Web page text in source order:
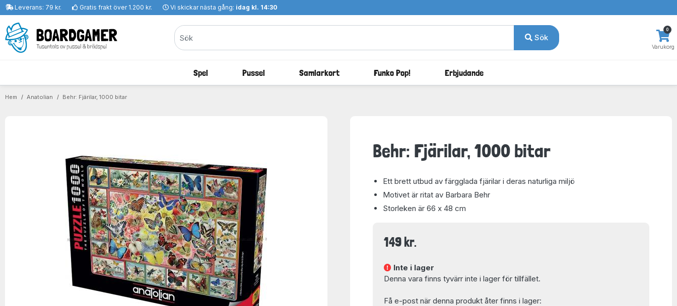
Leverans: 79 kr. Gratis frakt över 1.200 kr. Vi skickar nästa gång: idag kl. 14:30
Sök
Varukorg
0
Spel Pussel Samlarkort Funko Pop! Erbjudande
Hem Anatolian Behr: Fjärilar, 1000 bitar
Behr: Fjärilar, 1000 bitar
Ett brett utbud av färgglada fjärilar i deras naturliga miljö
Motivet är ritat av Barbara Behr
Storleken är 66 x 48 cm
149 kr.
Inte i lager
Denna vara finns tyvärr inte i lager för tillfället.
Få e-post när denna produkt åter finns i lager: